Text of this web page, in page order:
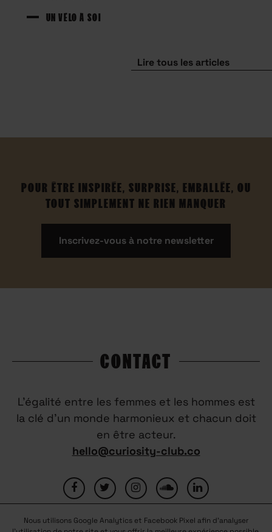
UN VÉLO À SOI
Lire tous les articles
POUR ÊTRE INSPIRÉE, SURPRISE, EMBALLÉE, OU
TOUT SIMPLEMENT NE RIEN MANQUER
Inscrivez-vous à notre newsletter
CONTACT
L’égalité entre les femmes et les hommes est
la clé d’un monde harmonieux et chacun doit
en être acteur.
hello@curiosity-club.co
FAQ CONTACTEZ-NOUS MENTIONS LÉGALES
Nous utilisons Google Analytics et Facebook Pixel afin d'analyser